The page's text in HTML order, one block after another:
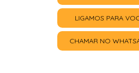
LIGAMOS PARA
CHAMAR NO